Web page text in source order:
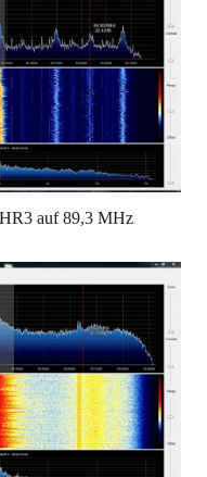
auf 89,3 MHz